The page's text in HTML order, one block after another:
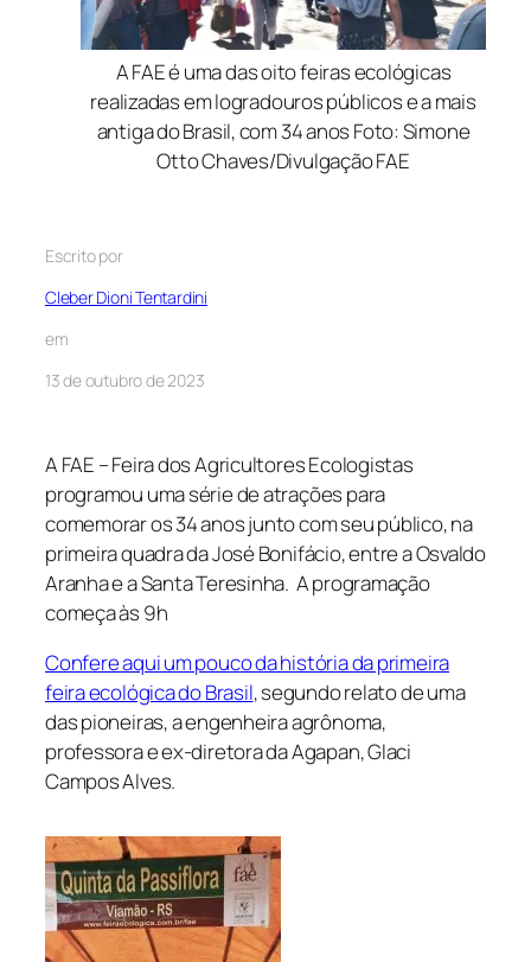
A FAE é uma das oito feiras ecológicas
realizadas em logradouros públicos e a mais
antiga do Brasil, com 34 anos Foto: Simone
Otto Chaves/Divulgação FAE
Escrito por
Cleber Dioni Tentardini
em
13 de outubro de 2023
A FAE – Feira dos Agricultores Ecologistas
programou uma série de atrações para
comemorar os 34 anos junto com seu público, na
primeira quadra da José Bonifácio, entre a Osvaldo
Aranha e a Santa Teresinha. A programação
começa às 9h
Confere aqui um pouco da história da primeira
feira ecológica do Brasil, segundo relato de uma
das pioneiras, a engenheira agrônoma,
professora e ex-diretora da Agapan, Glaci
Campos Alves.